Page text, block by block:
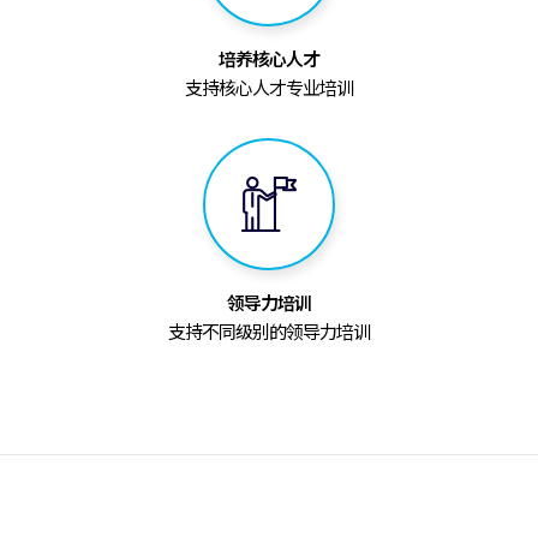
培养核心人才
支持核心人才专业培训
领导力培训
支持不同级别的领导力培训